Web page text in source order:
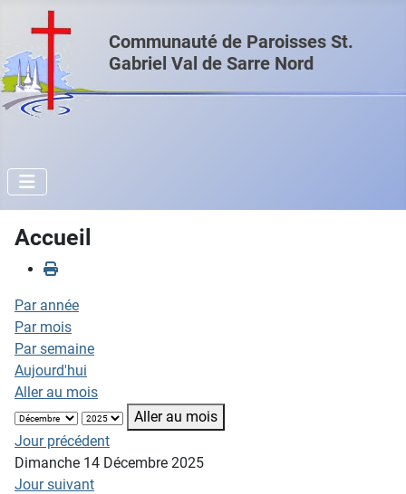
Communauté de Paroisses St.
Gabriel Val de Sarre Nord
Accueil
Par année
Par mois
Par semaine
Aujourd'hui
Aller au mois
Aller au mois
Jour précédent
Dimanche 14 Décembre 2025
Jour suivant